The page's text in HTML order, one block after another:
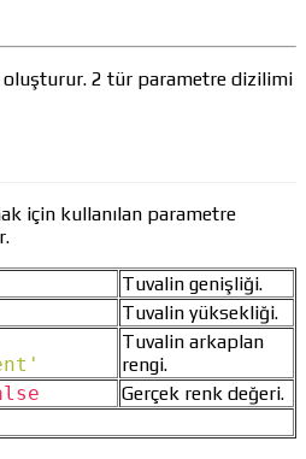
oluşturur. 2 tür parametre dizilimi
için kullanılan parametre
Tuvalin genişliği.
Tuvalin yüksekliği.
Tuvalin arkaplan
rengi.
Gerçek renk değeri.